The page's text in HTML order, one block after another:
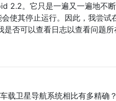
2.2。它只是一遍又一遍地不
使其停止运行。因此，我尝试
否可以查看日志以查看问题所
载卫星导航系统相比有多精确